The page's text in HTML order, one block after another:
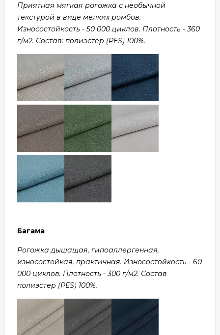
Приятная мягкая рогожка с необычной
текстурой в виде мелких ромбов.
Износостойкость - 50 000 циклов. Плотность - 360
г/м2. Состав: полиэстер (PES) 100%.
Багама
Рогожка дышащая, гипоаллергенная,
износостойкая, практичная. Износостойкость - 60
000 циклов. Плотность - 300 г/м2. Состав
полиэстер (PES) 100%.